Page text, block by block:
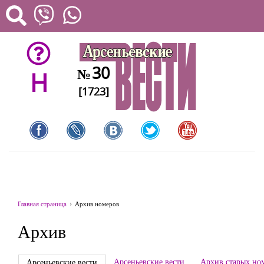
H №30
[1723]
Главная страница Архив номеров
Архив
Арсеньевские вести
Архив старых